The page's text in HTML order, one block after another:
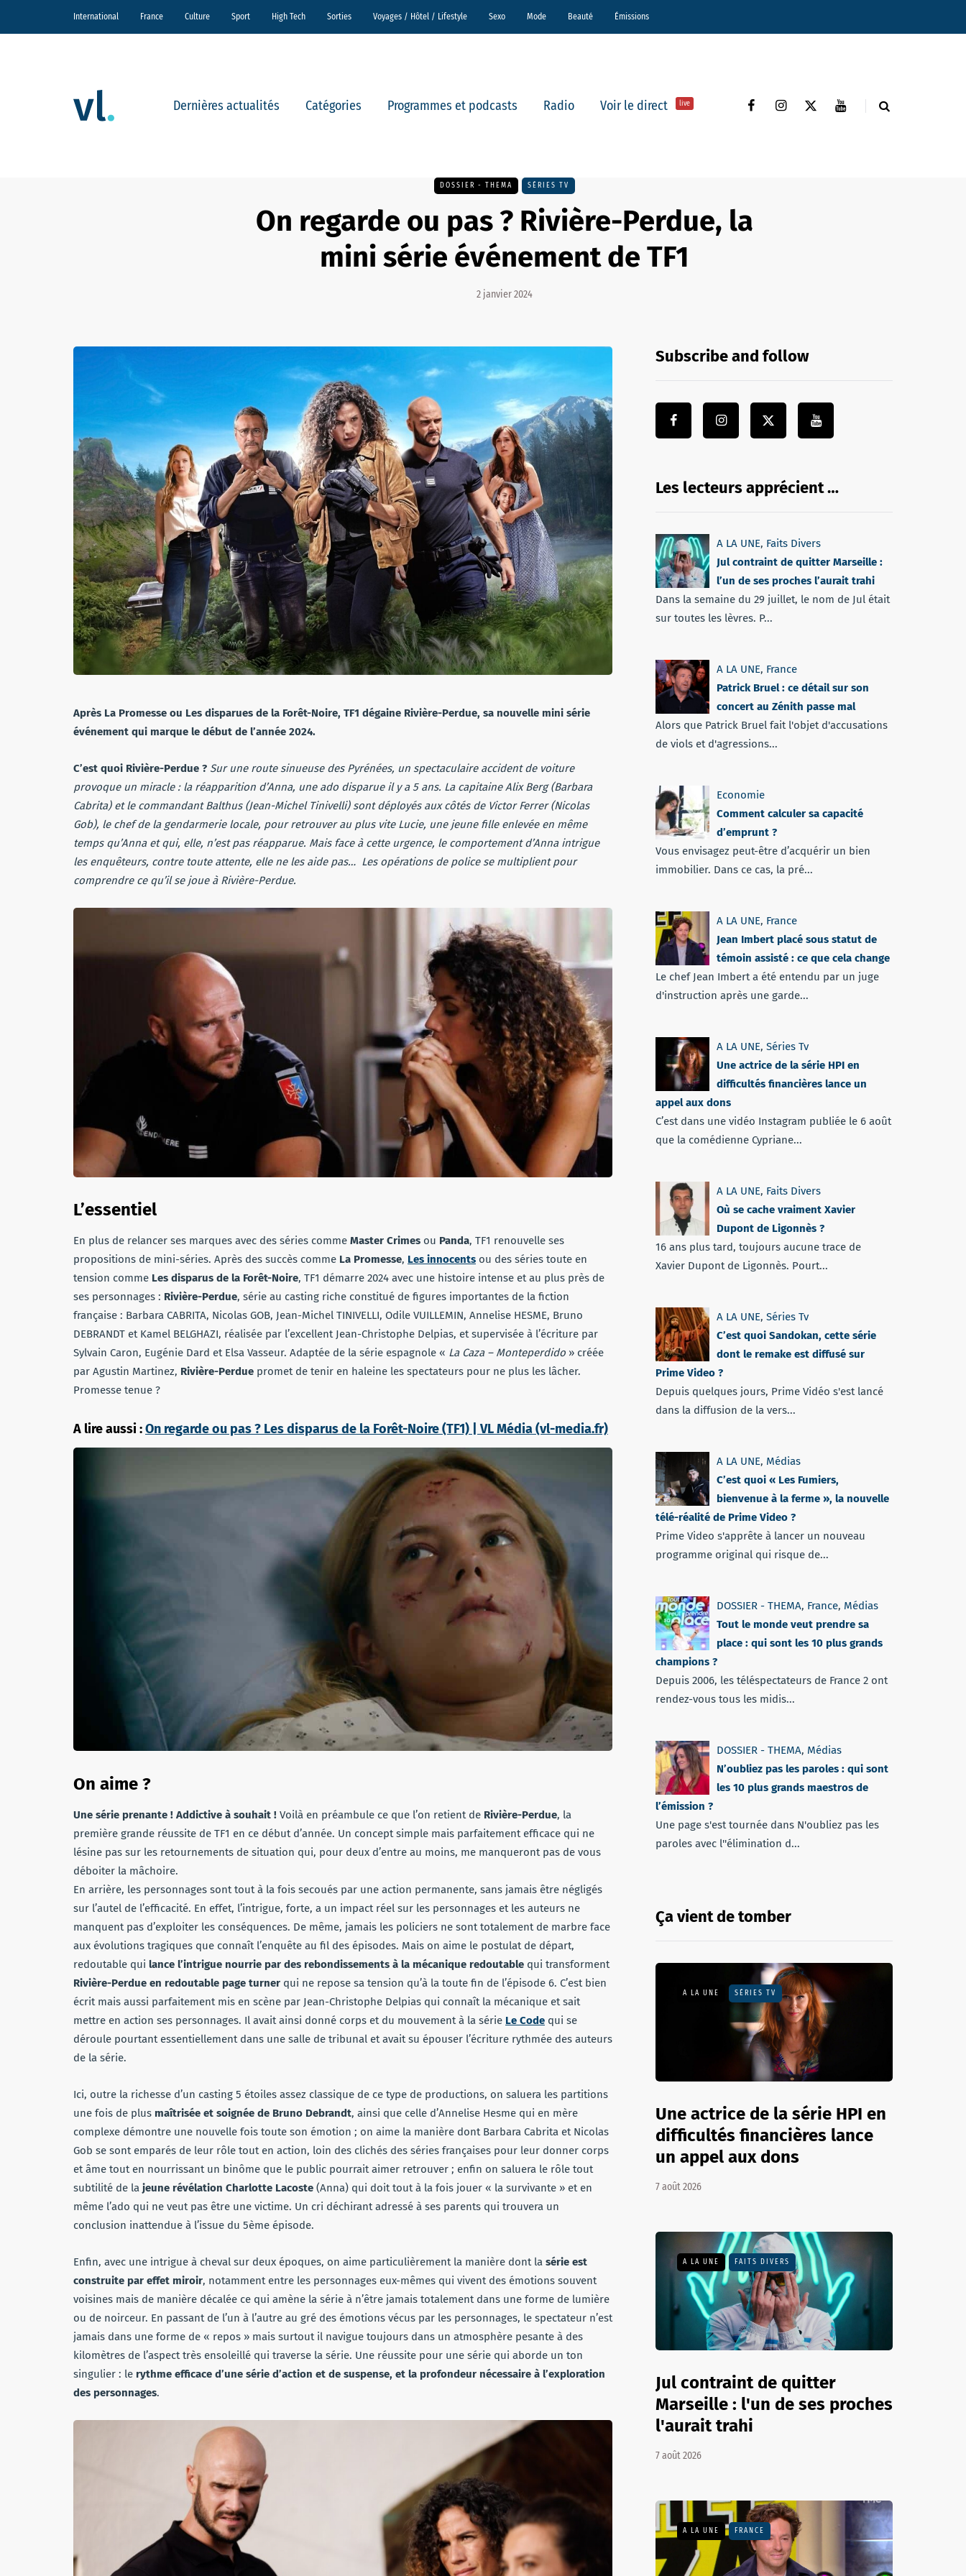
International France Culture Sport High Tech Sorties Voyages / Hôtel / Lifestyle Sexo Mode Beauté Émissions
Dernières actualités Catégories Programmes et podcasts Radio Voir le direct live
DOSSIER - THEMA SÉRIES TV
On regarde ou pas ? Rivière-Perdue, la
mini série événement de TF1
2 janvier 2024
Après La Promesse ou Les disparues de la Forêt-Noire, TF1 dégaine Rivière-Perdue, sa nouvelle mini série
événement qui marque le début de l’année 2024.
C’est quoi Rivière-Perdue ? Sur une route sinueuse des Pyrénées, un spectaculaire accident de voiture
provoque un miracle : la réapparition d’Anna, une ado disparue il y a 5 ans. La capitaine Alix Berg (Barbara
Cabrita) et le commandant Balthus (Jean-Michel Tinivelli) sont déployés aux côtés de Victor Ferrer (Nicolas
Gob), le chef de la gendarmerie locale, pour retrouver au plus vite Lucie, une jeune fille enlevée en même
temps qu’Anna et qui, elle, n’est pas réapparue. Mais face à cette urgence, le comportement d’Anna intrigue
les enquêteurs, contre toute attente, elle ne les aide pas… Les opérations de police se multiplient pour
comprendre ce qu’il se joue à Rivière-Perdue.
L’essentiel
En plus de relancer ses marques avec des séries comme Master Crimes ou Panda, TF1 renouvelle ses
propositions de mini-séries. Après des succès comme La Promesse, Les innocents ou des séries toute en
tension comme Les disparus de la Forêt-Noire, TF1 démarre 2024 avec une histoire intense et au plus près de
ses personnages : Rivière-Perdue, série au casting riche constitué de figures importantes de la fiction
française : Barbara CABRITA, Nicolas GOB, Jean-Michel TINIVELLI, Odile VUILLEMIN, Annelise HESME, Bruno
DEBRANDT et Kamel BELGHAZI, réalisée par l’excellent Jean-Christophe Delpias, et supervisée à l’écriture par
Sylvain Caron, Eugénie Dard et Elsa Vasseur. Adaptée de la série espagnole « La Caza – Monteperdido » créée
par Agustin Martinez, Rivière-Perdue promet de tenir en haleine les spectateurs pour ne plus les lâcher.
Promesse tenue ?
A lire aussi :On regarde ou pas ? Les disparus de la Forêt-Noire (TF1) | VL Média (vl-media.fr)
On aime ?
Une série prenante ! Addictive à souhait ! Voilà en préambule ce que l’on retient de Rivière-Perdue, la
première grande réussite de TF1 en ce début d’année. Un concept simple mais parfaitement efficace qui ne
lésine pas sur les retournements de situation qui, pour deux d’entre au moins, me manqueront pas de vous
déboiter la mâchoire.
En arrière, les personnages sont tout à la fois secoués par une action permanente, sans jamais être négligés
sur l’autel de l’efficacité. En effet, l’intrigue, forte, a un impact réel sur les personnages et les auteurs ne
manquent pas d’exploiter les conséquences. De même, jamais les policiers ne sont totalement de marbre face
aux évolutions tragiques que connaît l’enquête au fil des épisodes. Mais on aime le postulat de départ,
redoutable qui lance l’intrigue nourrie par des rebondissements à la mécanique redoutable qui transforment
Rivière-Perdue en redoutable page turner qui ne repose sa tension qu’à la toute fin de l’épisode 6. C’est bien
écrit mais aussi parfaitement mis en scène par Jean-Christophe Delpias qui connaît la mécanique et sait
mettre en action ses personnages. Il avait ainsi donné corps et du mouvement à la série Le Code qui se
déroule pourtant essentiellement dans une salle de tribunal et avait su épouser l’écriture rythmée des auteurs
de la série.
Ici, outre la richesse d’un casting 5 étoiles assez classique de ce type de productions, on saluera les partitions
une fois de plus maîtrisée et soignée de Bruno Debrandt, ainsi que celle d’Annelise Hesme qui en mère
complexe démontre une nouvelle fois toute son émotion ; on aime la manière dont Barbara Cabrita et Nicolas
Gob se sont emparés de leur rôle tout en action, loin des clichés des séries françaises pour leur donner corps
et âme tout en nourrissant un binôme que le public pourrait aimer retrouver ; enfin on saluera le rôle tout
subtilité de la jeune révélation Charlotte Lacoste (Anna) qui doit tout à la fois jouer « la survivante » et en
même l’ado qui ne veut pas être une victime. Un cri déchirant adressé à ses parents qui trouvera un
conclusion inattendue à l’issue du 5ème épisode.
Enfin, avec une intrigue à cheval sur deux époques, on aime particulièrement la manière dont la série est
construite par effet miroir, notamment entre les personnages eux-mêmes qui vivent des émotions souvent
voisines mais de manière décalée ce qui amène la série à n’être jamais totalement dans une forme de lumière
ou de noirceur. En passant de l’un à l’autre au gré des émotions vécus par les personnages, le spectateur n’est
jamais dans une forme de « repos » mais surtout il navigue toujours dans un atmosphère pesante à des
kilomètres de l’aspect très ensoleillé qui traverse la série. Une réussite pour une série qui aborde un ton
singulier : le rythme efficace d’une série d’action et de suspense, et la profondeur nécessaire à l’exploration
des personnages.
Subscribe and follow
Les lecteurs apprécient …
A LA UNE, Faits Divers
Jul contraint de quitter Marseille :
l’un de ses proches l’aurait trahi
Dans la semaine du 29 juillet, le nom de Jul était
sur toutes les lèvres. P...
A LA UNE, France
Patrick Bruel : ce détail sur son
concert au Zénith passe mal
Alors que Patrick Bruel fait l'objet d'accusations
de viols et d'agressions...
Economie
Comment calculer sa capacité
d’emprunt ?
Vous envisagez peut-être d’acquérir un bien
immobilier. Dans ce cas, la pré...
A LA UNE, France
Jean Imbert placé sous statut de
témoin assisté : ce que cela change
Le chef Jean Imbert a été entendu par un juge
d'instruction après une garde...
A LA UNE, Séries Tv
Une actrice de la série HPI en
difficultés financières lance un
appel aux dons
C’est dans une vidéo Instagram publiée le 6 août
que la comédienne Cypriane...
A LA UNE, Faits Divers
Où se cache vraiment Xavier
Dupont de Ligonnès ?
16 ans plus tard, toujours aucune trace de
Xavier Dupont de Ligonnès. Pourt...
A LA UNE, Séries Tv
C’est quoi Sandokan, cette série
dont le remake est diffusé sur
Prime Video ?
Depuis quelques jours, Prime Vidéo s'est lancé
dans la diffusion de la vers...
A LA UNE, Médias
C’est quoi « Les Fumiers,
bienvenue à la ferme », la nouvelle
télé-réalité de Prime Video ?
Prime Video s'apprête à lancer un nouveau
programme original qui risque de...
DOSSIER - THEMA, France, Médias
Tout le monde veut prendre sa
place : qui sont les 10 plus grands
champions ?
Depuis 2006, les téléspectateurs de France 2 ont
rendez-vous tous les midis...
DOSSIER - THEMA, Médias
N’oubliez pas les paroles : qui sont
les 10 plus grands maestros de
l’émission ?
Une page s'est tournée dans N'oubliez pas les
paroles avec l''élimination d...
Ça vient de tomber
A LA UNE SÉRIES TV
Une actrice de la série HPI en
difficultés financières lance
un appel aux dons
7 août 2026
A LA UNE FAITS DIVERS
Jul contraint de quitter
Marseille : l'un de ses proches
l'aurait trahi
7 août 2026
A LA UNE FRANCE